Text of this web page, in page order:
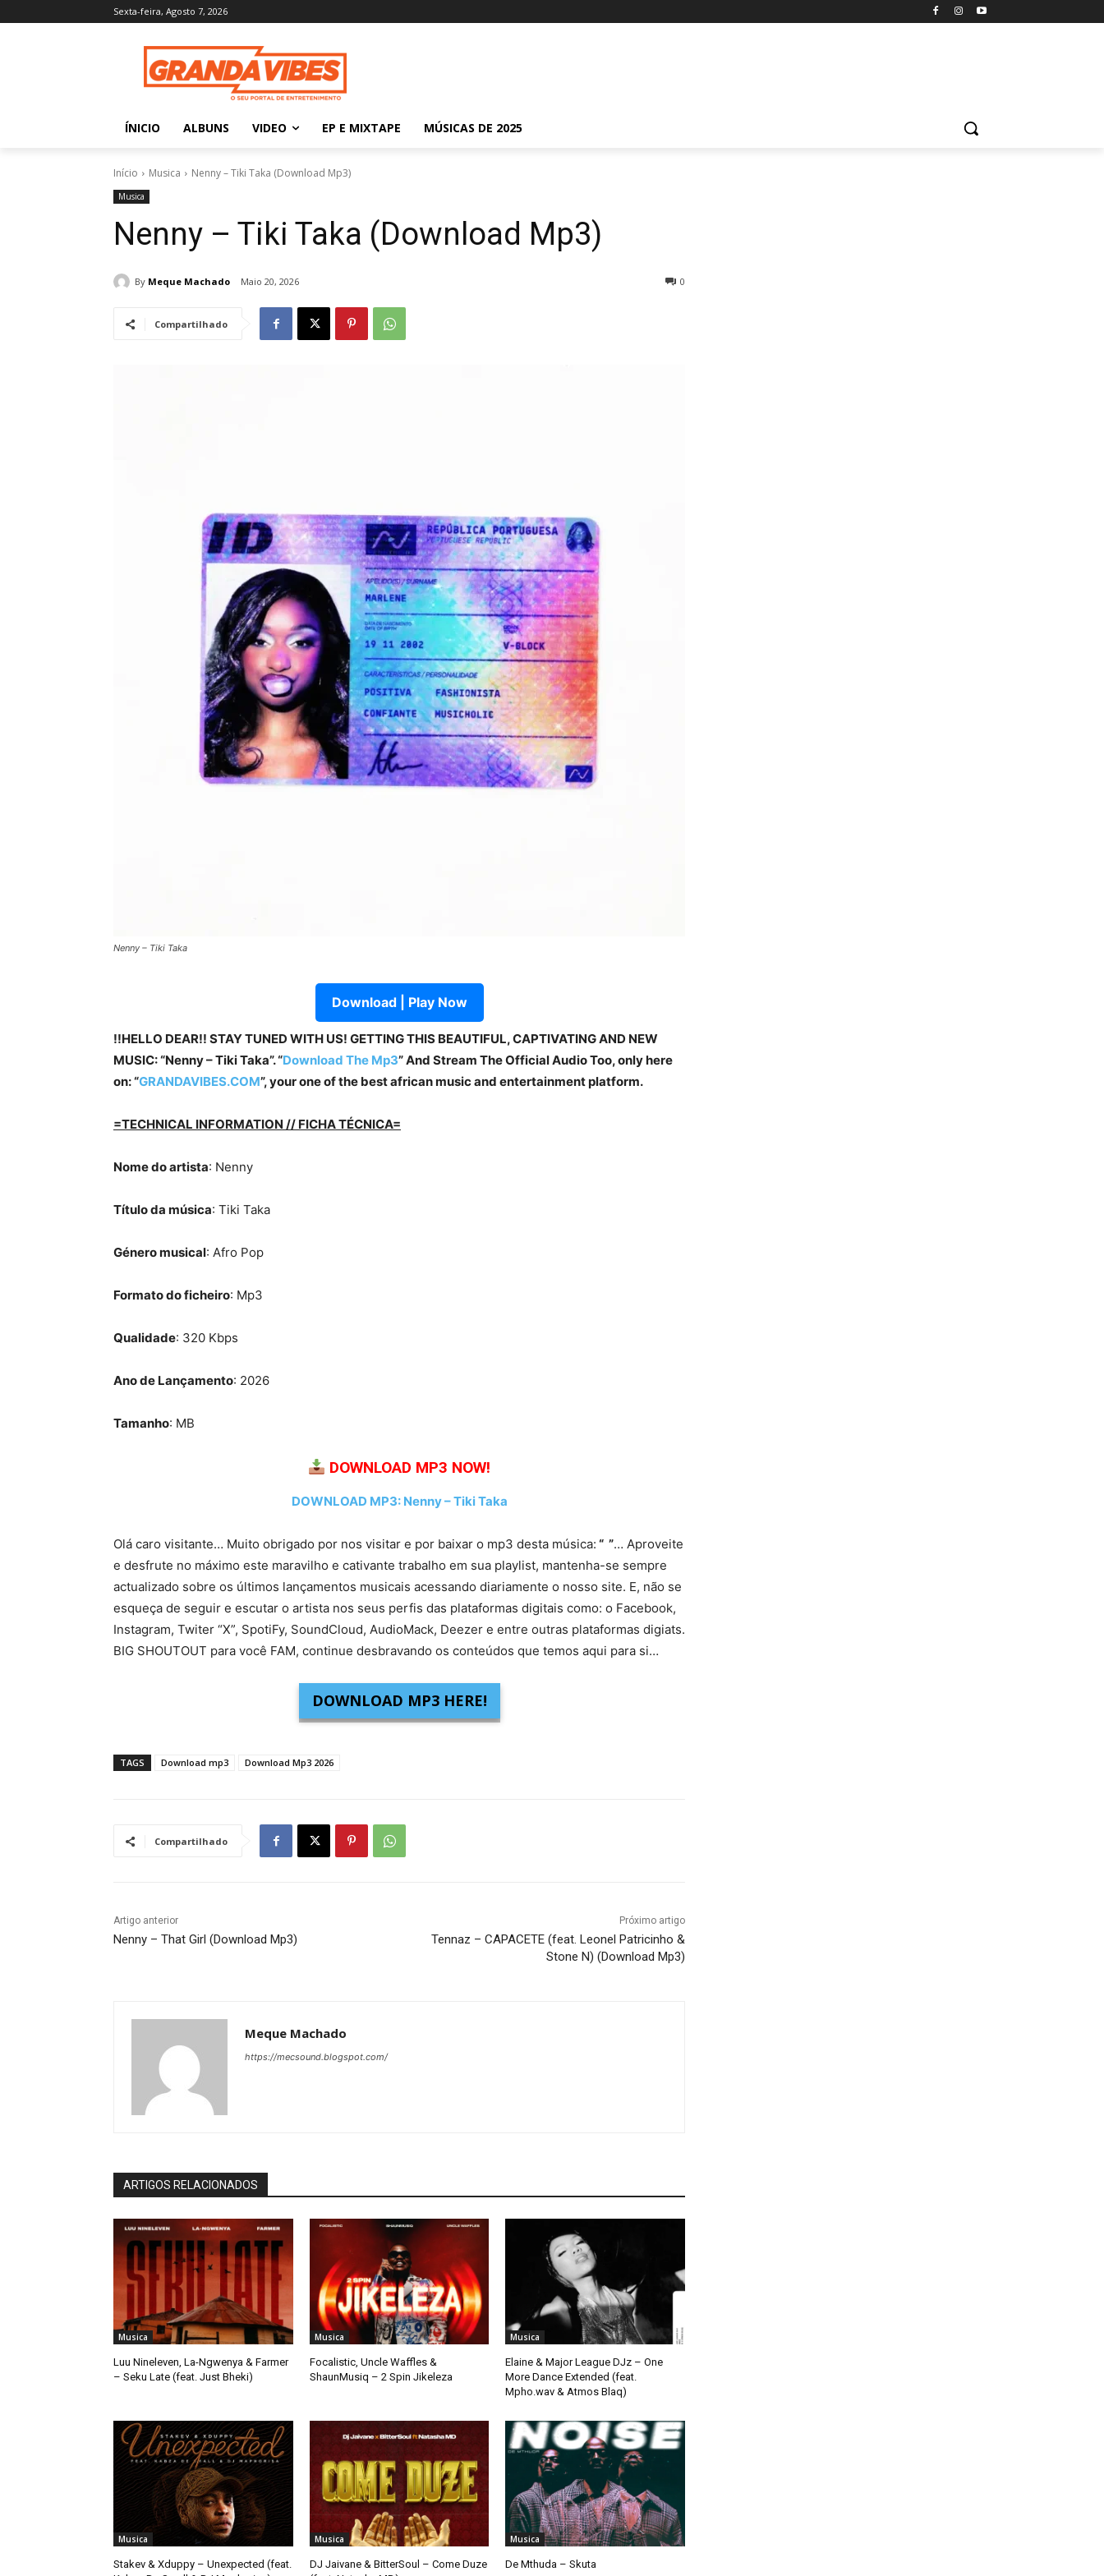
Sexta-feira, Agosto 7, 2026
ÍNICIO ALBUNS VIDEO EP E MIXTAPE MÚSICAS DE 2025
Início Musica Nenny – Tiki Taka (Download Mp3)
Musica
Nenny – Tiki Taka (Download Mp3)
By Meque Machado Maio 20, 2026 0
Compartilhado
Nenny – Tiki Taka
Download | Play Now
!!HELLO DEAR!! STAY TUNED WITH US! GETTING THIS BEAUTIFUL, CAPTIVATING AND NEW
MUSIC: “Nenny – Tiki Taka”. “Download The Mp3” And Stream The Official Audio Too, only here
on: “GRANDAVIBES.COM”, your one of the best african music and entertainment platform.
=TECHNICAL INFORMATION // FICHA TÉCNICA=
Nome do artista: Nenny
Título da música: Tiki Taka
Género musical: Afro Pop
Formato do ficheiro: Mp3
Qualidade: 320 Kbps
Ano de Lançamento: 2026
Tamanho: MB
DOWNLOAD MP3 NOW!
DOWNLOAD MP3: Nenny – Tiki Taka
Olá caro visitante… Muito obrigado por nos visitar e por baixar o mp3 desta música: “ ”… Aproveite
e desfrute no máximo este maravilho e cativante trabalho em sua playlist, mantenha-se sempre
actualizado sobre os últimos lançamentos musicais acessando diariamente o nosso site. E, não se
esqueça de seguir e escutar o artista nos seus perfis das plataformas digitais como: o Facebook,
Instagram, Twiter “X”, SpotiFy, SoundCloud, AudioMack, Deezer e entre outras plataformas digiats.
BIG SHOUTOUT para você FAM, continue desbravando os conteúdos que temos aqui para si…
DOWNLOAD MP3 HERE!
TAGS Download mp3 Download Mp3 2026
Compartilhado
Artigo anterior
Nenny – That Girl (Download Mp3)
Próximo artigo
Tennaz – CAPACETE (feat. Leonel Patricinho &
Stone N) (Download Mp3)
Meque Machado
https://mecsound.blogspot.com/
ARTIGOS RELACIONADOS
Musica
Luu Nineleven, La-Ngwenya & Farmer
– Seku Late (feat. Just Bheki)
Musica
Focalistic, Uncle Waffles &
ShaunMusiq – 2 Spin Jikeleza
Musica
Elaine & Major League DJz – One
More Dance Extended (feat.
Mpho.wav & Atmos Blaq)
Musica
Stakev & Xduppy – Unexpected (feat.
Musica
DJ Jaivane & BitterSoul – Come Duze
Musica
De Mthuda – Skuta